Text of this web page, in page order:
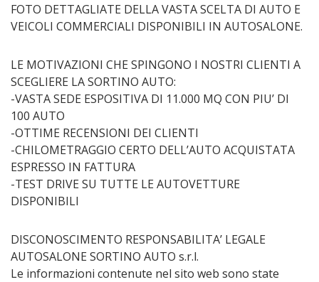
FOTO DETTAGLIATE DELLA VASTA SCELTA DI AUTO E
VEICOLI COMMERCIALI DISPONIBILI IN AUTOSALONE.
LE MOTIVAZIONI CHE SPINGONO I NOSTRI CLIENTI A
SCEGLIERE LA SORTINO AUTO:
-VASTA SEDE ESPOSITIVA DI 11.000 MQ CON PIU’ DI
100 AUTO
-OTTIME RECENSIONI DEI CLIENTI
-CHILOMETRAGGIO CERTO DELL’AUTO ACQUISTATA
ESPRESSO IN FATTURA
-TEST DRIVE SU TUTTE LE AUTOVETTURE
DISPONIBILI
DISCONOSCIMENTO RESPONSABILITA’ LEGALE
AUTOSALONE SORTINO AUTO s.r.l.
Le informazioni contenute nel sito web sono state